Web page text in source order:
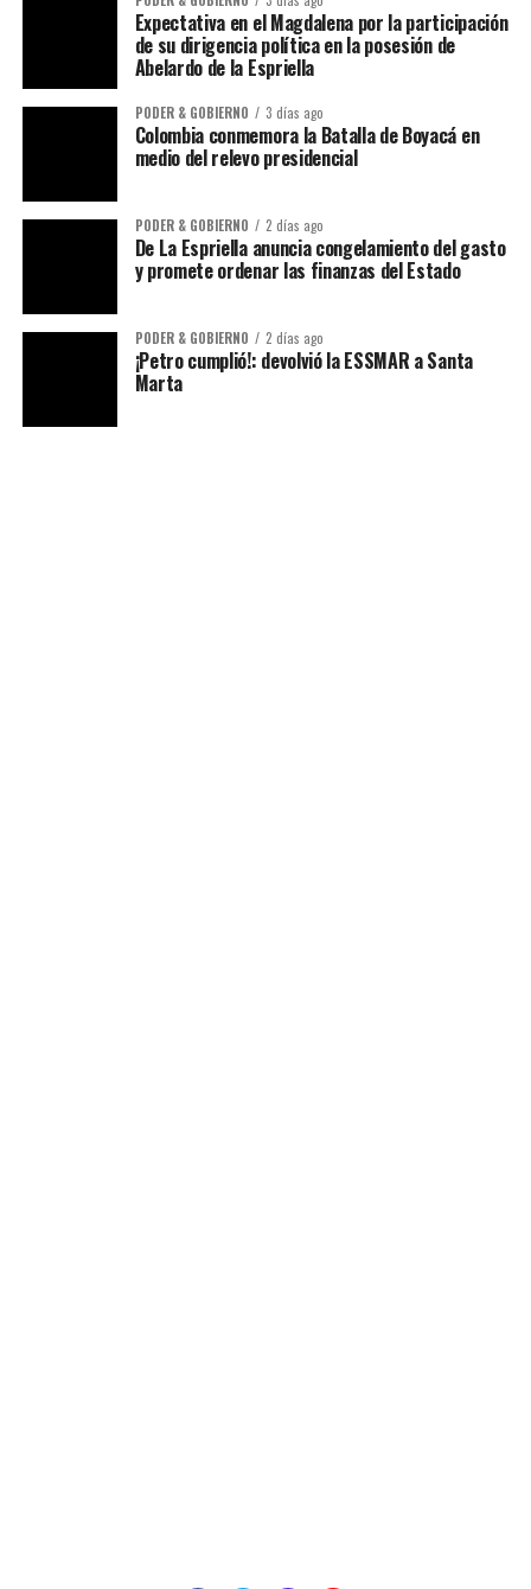
Expectativa en el Magdalena por la participación
de su dirigencia política en la posesión de
Abelardo de la Espriella
PODER & GOBIERNO 3 días ago
Colombia conmemora la Batalla de Boyacá en
medio del relevo presidencial
PODER & GOBIERNO 2 días ago
De La Espriella anuncia congelamiento del gasto
y promete ordenar las finanzas del Estado
PODER & GOBIERNO 2 días ago
¡Petro cumplió!: devolvió la ESSMAR a Santa
Marta